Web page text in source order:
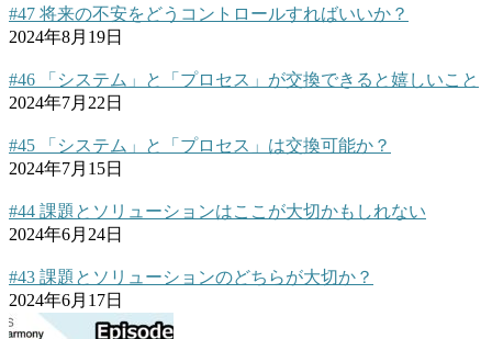
#47 将来の不安をどうコントロールすればいいか？
2024年8月19日
#46 「システム」と「プロセス」が交換できると嬉しいこと
2024年7月22日
#45 「システム」と「プロセス」は交換可能か？
2024年7月15日
#44 課題とソリューションはここが大切かもしれない
2024年6月24日
#43 課題とソリューションのどちらが大切か？
2024年6月17日